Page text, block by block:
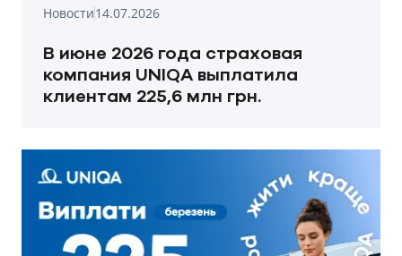
Новости14.07.2026
В июне 2026 года страховая
компания UNIQA выплатила
клиентам 225,6 млн грн.